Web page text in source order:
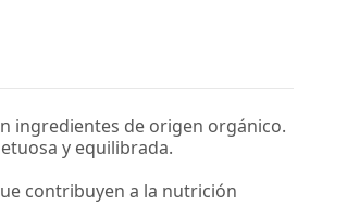
ingredientes de origen orgánico.
y equilibrada.
contribuyen a la nutrición